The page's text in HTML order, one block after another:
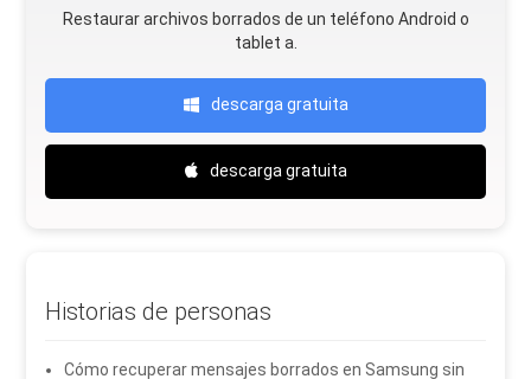
Restaurar archivos borrados de un teléfono Android o
tablet a.
descarga gratuita
descarga gratuita
Historias de personas
Cómo recuperar mensajes borrados en Samsung sin